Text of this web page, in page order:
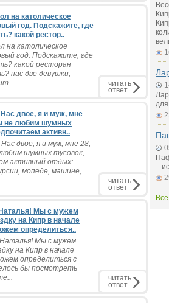
на католическое
год. Подскажите, где
какой рестор..
на католическое
год. Подскажите, где
какой ресторан
нас две девушки,
читать
ответ
двое, я и муж, мне
не любим шумных
активн..
двое, я и муж, мне 28,
шумных тусовок,
активный отдых:
мопеде, машине,
читать
ответ
Мы с мужем
на Кипр в начале
определиться..
Мы с мужем
на Кипр в начале
определиться с
бы посмотреть
читать
ответ
–